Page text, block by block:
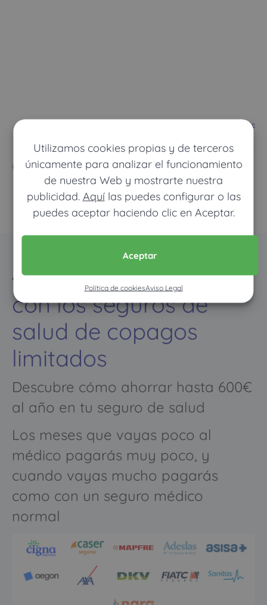
Utilizamos cookies propias y de terceros
únicamente para analizar el funcionamiento
de nuestra Web y mostrarte nuestra
publicidad. Aquílas puedes configurar o las
puedes aceptar haciendo clic en Aceptar.
Aceptar
Política de cookiesAviso Legal
Ver mapa más grande
Compañías
El ahorro inteligente
con los seguros de
salud de copagos
limitados
Descubre cómo ahorrar hasta 600€
al año en tu seguro de salud
Los meses que vayas poco al
médico pagarás muy poco, y
cuando vayas mucho pagarás
como con un seguro médico
normal